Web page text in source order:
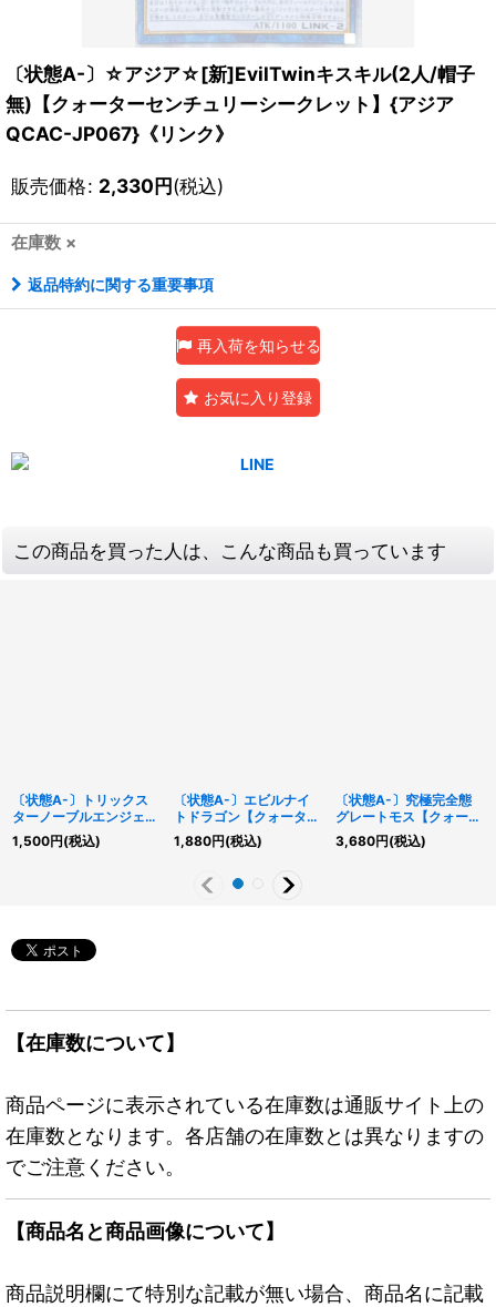
〔状態A-〕☆アジア☆[新]EvilTwinキスキル(2人/帽子
無)【クォーターセンチュリーシークレット】{アジア
QCAC-JP067}《リンク》
販売価格: 2,330円(税込)
在庫数 ×
返品特約に関する重要事項
再入荷を知らせる
お気に入り登録
この商品を買った人は、こんな商品も買っています
〔状態A-〕トリックス
ターノーブルエンジェル
【クォーターセンチュリ
ーシークレット】
1,500円(税込)
〔状態A-〕エビルナイ
トドラゴン【クォーター
センチュリーシークレッ
ト】{TDPP-JP015}《モ
1,880円(税込)
〔状態A-〕究極完全態
グレートモス【クォータ
ーセンチュリーシークレ
ット】{EDC1-JP001}
3,680円(税込)
【在庫数について】
商品ページに表示されている在庫数は通販サイト上の
在庫数となります。各店舗の在庫数とは異なりますの
でご注意ください。
【商品名と商品画像について】
商品説明欄にて特別な記載が無い場合、商品名に記載